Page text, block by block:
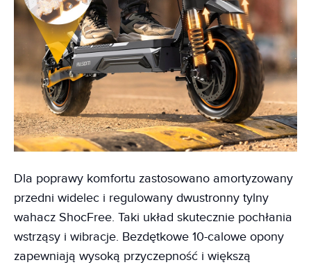
Dla poprawy komfortu zastosowano amortyzowany
przedni widelec i regulowany dwustronny tylny
wahacz ShocFree. Taki układ skutecznie pochłania
wstrząsy i wibracje. Bezdętkowe 10-calowe opony
zapewniają wysoką przyczepność i większą